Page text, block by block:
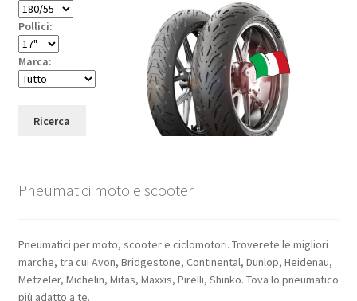
Pollici:
Marca:
Ricerca
Pneumatici moto e scooter
Pneumatici per moto, scooter e ciclomotori. Troverete le migliori
marche, tra cui Avon, Bridgestone, Continental, Dunlop, Heidenau,
Metzeler, Michelin, Mitas, Maxxis, Pirelli, Shinko. Tova lo pneumatico
più adatto a te.